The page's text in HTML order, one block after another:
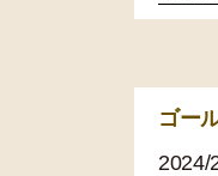
ゴー